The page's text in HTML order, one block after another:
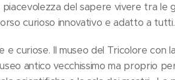
del sapere vivere tra le
curioso innovativo e adatto a tutti.
curiose. Il museo del Tricolore con
antico vecchissimo ma proprio